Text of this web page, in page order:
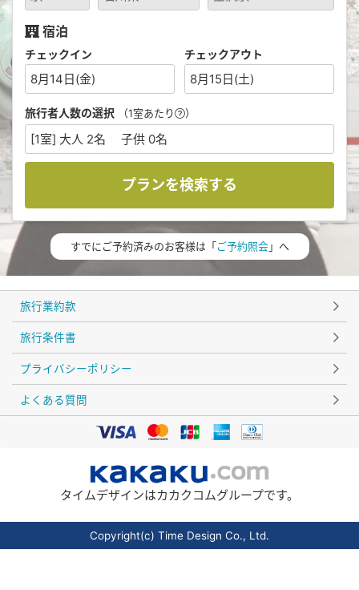
宿泊
チェックイン
8月14日(金)
チェックアウト
8月15日(土)
旅行者人数の選択 （1室あたり ）
[1室] 大人 2名 子供 0名
プランを検索する
すでにご予約済みのお客様は「ご予約照会」へ
旅行業約款
旅行条件書
プライバシーポリシー
よくある質問
タイムデザインはカカクコムグループです。
Copyright(c) Time Design Co., Ltd.